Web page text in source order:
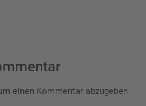
einen Kommentar abzugeben.